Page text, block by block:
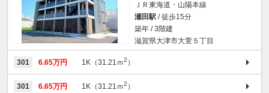
ＪＲ東海道・山陽本線
瀬田駅 / 徒歩15分
築年 / 3階建
滋賀県大津市大萱５丁目
301 6.65万円 1K（31.21ｍ2 ）
301 6.65万円 1K（31.21ｍ2 ）